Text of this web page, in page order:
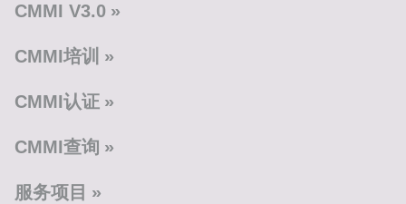
CMMI V3.0
CMMI培训
CMMI认证
CMMI查询
服务项目